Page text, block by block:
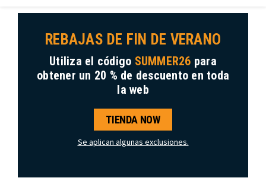
REBAJAS DE FIN DE VERANO
Utiliza el código SUMMER26 para
obtener un 20 % de descuento en toda
la web
TIENDA NOW
Se aplican algunas exclusiones.